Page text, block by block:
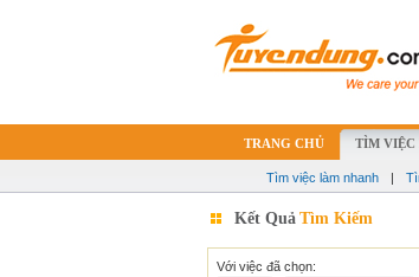
TRANG CHỦ TÌM VIỆC
Tìm việc làm nhanh |
Kết Quả Tìm Kiếm
Với việc đã chọn: